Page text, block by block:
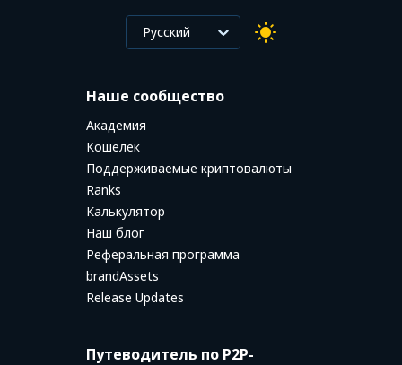
Русский
Наше сообщество
Академия
Кошелек
Поддерживаемые криптовалюты
Ranks
Калькулятор
Наш блог
Реферальная программа
brandAssets
Release Updates
Путеводитель по P2P-